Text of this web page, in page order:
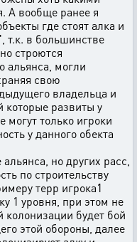
А вообще ранее я
где стоят алка и
т.к. в большинстве
строются
альянса, могли
свою
владельца и
которые развиты у
могут только игроки
у данного обекта
но других расс,
по строительству
терр игрока1
1 уровня, при этом не
колонизации будет бой
этой обороны, далее